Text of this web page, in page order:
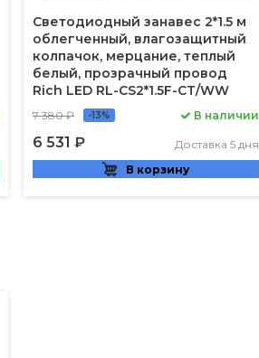
Светодиодный занавес 2*1.5 м
облегченный, влагозащитный
колпачок, мерцание, теплый
белый, прозрачный провод
Rich LED RL-CS2*1.5F-CT/WW
7 380 ₽ -13%
6 531 ₽
В наличии
Доставка 5 дня
В корзину